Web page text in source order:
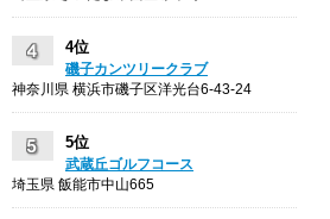
4位
磯子カンツリークラブ
神奈川県 横浜市磯子区洋光台6-43-24
5位
武蔵丘ゴルフコース
埼玉県 飯能市中山665